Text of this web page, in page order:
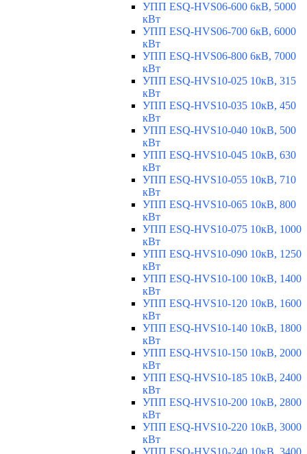
УПП ESQ-HVS06-600 6кВ, 5000
кВт
УПП ESQ-HVS06-700 6кВ, 6000
кВт
УПП ESQ-HVS06-800 6кВ, 7000
кВт
УПП ESQ-HVS10-025 10кВ, 315
кВт
УПП ESQ-HVS10-035 10кВ, 450
кВт
УПП ESQ-HVS10-040 10кВ, 500
кВт
УПП ESQ-HVS10-045 10кВ, 630
кВт
УПП ESQ-HVS10-055 10кВ, 710
кВт
УПП ESQ-HVS10-065 10кВ, 800
кВт
УПП ESQ-HVS10-075 10кВ, 1000
кВт
УПП ESQ-HVS10-090 10кВ, 1250
кВт
УПП ESQ-HVS10-100 10кВ, 1400
кВт
УПП ESQ-HVS10-120 10кВ, 1600
кВт
УПП ESQ-HVS10-140 10кВ, 1800
кВт
УПП ESQ-HVS10-150 10кВ, 2000
кВт
УПП ESQ-HVS10-185 10кВ, 2400
кВт
УПП ESQ-HVS10-200 10кВ, 2800
кВт
УПП ESQ-HVS10-220 10кВ, 3000
кВт